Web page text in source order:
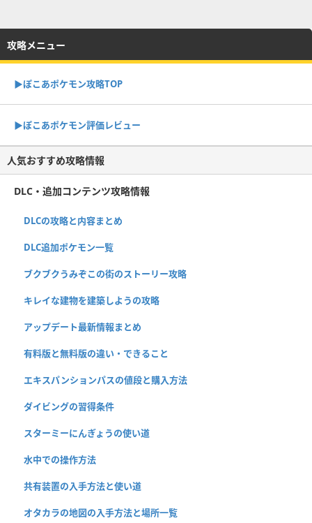
攻略メニュー
▶︎ぽこあポケモン攻略TOP
▶︎ぽこあポケモン評価レビュー
人気おすすめ攻略情報
DLC・追加コンテンツ攻略情報
DLCの攻略と内容まとめ
DLC追加ポケモン一覧
ブクブクうみぞこの街のストーリー攻略
キレイな建物を建築しようの攻略
アップデート最新情報まとめ
有料版と無料版の違い・できること
エキスパンションパスの値段と購入方法
ダイビングの習得条件
スターミーにんぎょうの使い道
水中での操作方法
共有装置の入手方法と使い道
オタカラの地図の入手方法と場所一覧